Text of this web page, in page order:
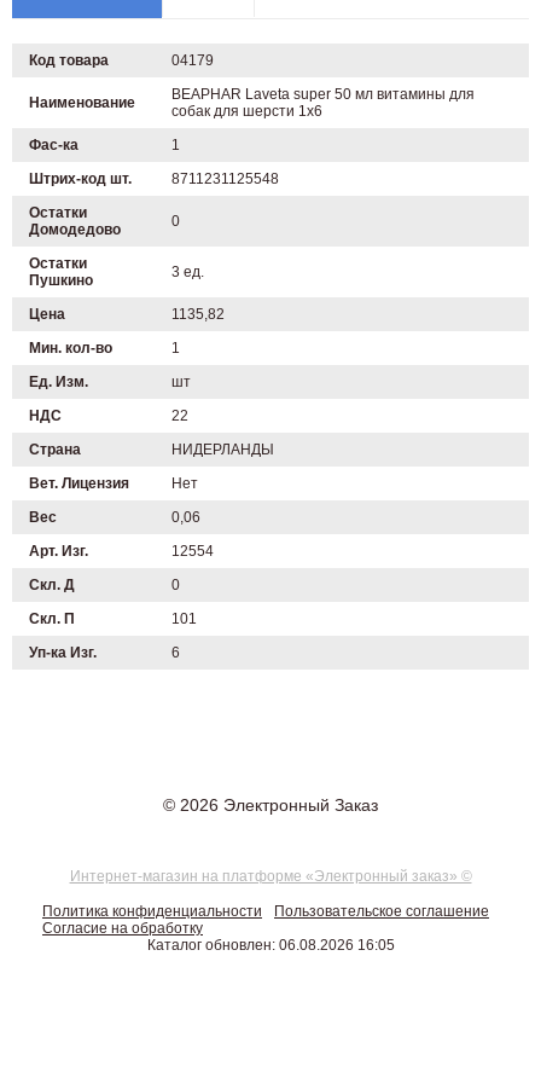
Код товара 04179
Наименование
BEAPHAR Laveta super 50 мл витамины для
собак для шерсти 1х6
Фас-ка
1
Штрих-код шт.
8711231125548
Остатки
Домодедово
0
Остатки
Пушкино
3 ед.
Цена
1135,82
Мин. кол-во
1
Ед. Изм.
шт
НДС
22
Страна
НИДЕРЛАНДЫ
Вет. Лицензия
Нет
Вес
0,06
Арт. Изг.
12554
Скл. Д
0
Скл. П
101
Уп-ка Изг.
6
© 2026 Электронный Заказ
Интернет-магазин на платформе «Электронный заказ» ©
Политика конфиденциальности
Пользовательское соглашение
Согласие на обработку
Каталог обновлен: 06.08.2026 16:05